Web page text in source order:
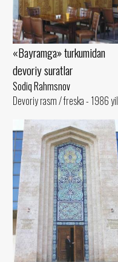
«Bayramga» turkumidan
devoriy suratlar
Sodiq Rahmsnov
Devoriy rasm / freska - 1986 yil